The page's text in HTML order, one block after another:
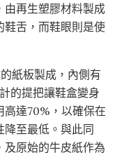
由再生塑膠材料製成
鞋舌，而鞋眼則是使
紙板製成，內側有
的提把讓鞋盒變身
高達70%，以確保在
降至最低。與此同
及原始的牛皮紙作為